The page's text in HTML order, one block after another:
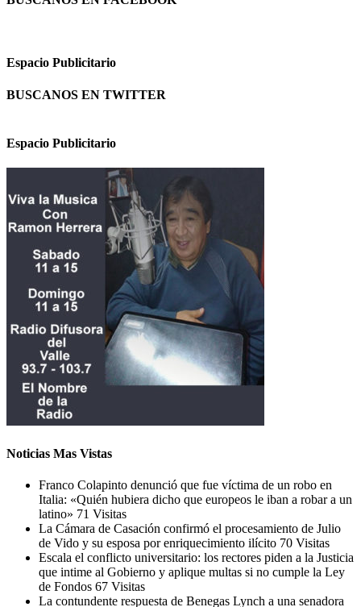
Espacio Publicitario
BUSCANOS EN TWITTER
Espacio Publicitario
Noticias Mas Vistas
Franco Colapinto denunció que fue víctima de un robo en
Italia: «Quién hubiera dicho que europeos le iban a robar a un
latino» 71 Visitas
La Cámara de Casación confirmó el procesamiento de Julio
de Vido y su esposa por enriquecimiento ilícito 70 Visitas
Escala el conflicto universitario: los rectores piden a la Justicia
que intime al Gobierno y aplique multas si no cumple la Ley
de Fondos 67 Visitas
La contundente respuesta de Benegas Lynch a una senadora